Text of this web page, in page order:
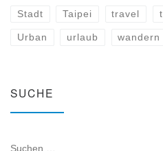
Stadt Taipei travel
Urban urlaub wandern
SUCHE
SUCHE